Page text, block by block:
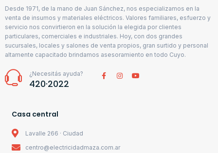
Desde 1971, de la mano de Juan Sánchez, nos especializamos en la
venta de insumos y materiales eléctricos. Valores familiares, esfuerzo y
servicio nos convirtieron en la solución la elegida por clientes
particulares, comerciales e industriales. Hoy, con dos grandes
sucursales, locales y salones de venta propios, gran surtido y personal
altamente capacitado brindamos asesoramiento en todo Cuyo.
¿Necesitás ayuda?
420·2022
Casa central
Lavalle 266 · Ciudad
centro@electricidadmaza.com.ar